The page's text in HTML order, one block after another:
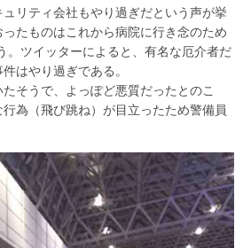
リティ会社もやり過ぎだという声が挙
たものはこれから病院に行き念のため
。ツイッターによると、有名な厄介者だ
はやり過ぎである。
そうで、よっぽど悪質だったとのこ
為（飛び跳ね）が目立ったため警備員